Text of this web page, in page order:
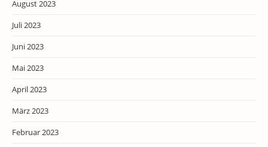
August 2023
Juli 2023
Juni 2023
Mai 2023
April 2023
März 2023
Februar 2023